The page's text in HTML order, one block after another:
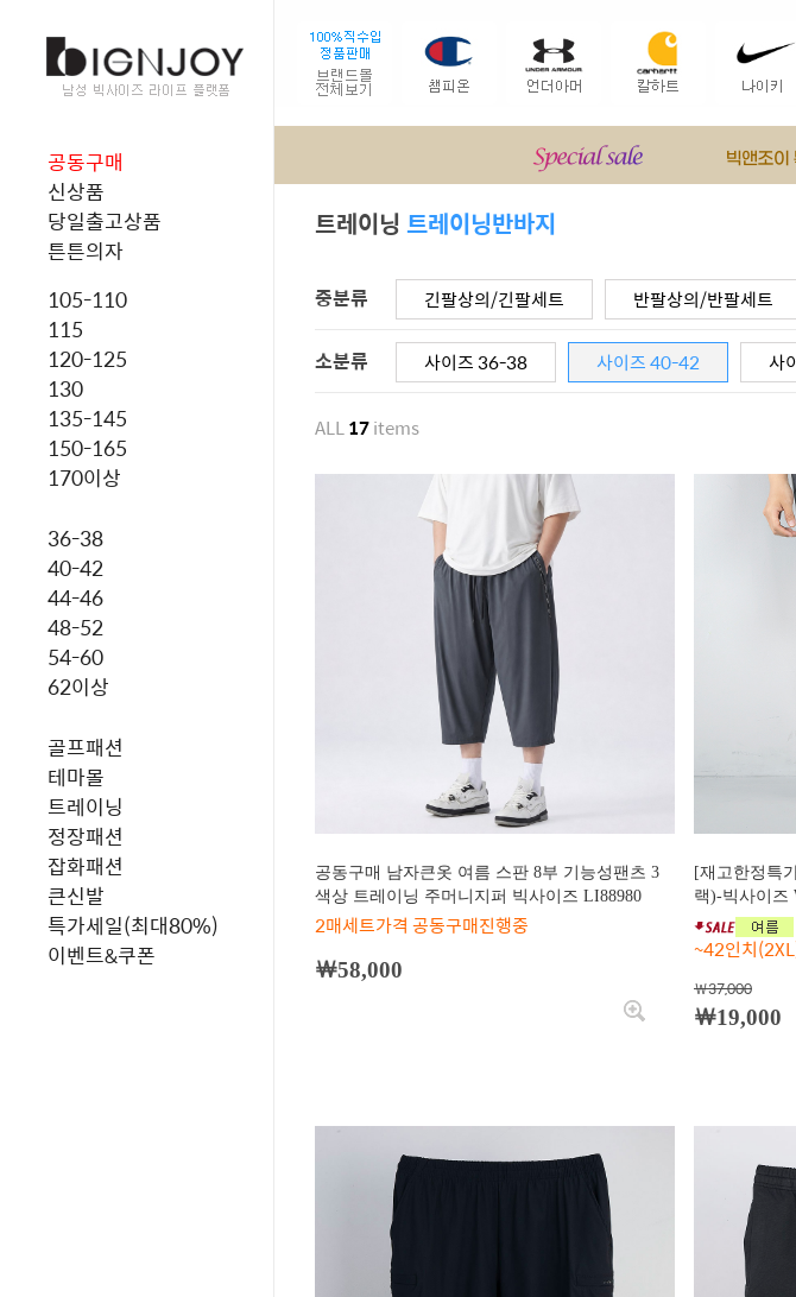
공동구매
신상품
당일출고상품
튼튼의자
105-110
115
120-125
130
135-145
150-165
170이상
36-38
40-42
44-46
48-52
54-60
62이상
골프패션
테마몰
트레이닝
정장패션
잡화패션
큰신발
특가세일(최대80%)
이벤트&쿠폰
트레이닝 트레이닝반바지
중분류 긴팔상의/긴팔세트 반팔상의/반팔세트
소분류 사이즈 36-38 사이즈 40-42 사
ALL17items
공동구매 남자큰옷 여름 스판 8부 기능성팬츠 3
색상 트레이닝 주머니지퍼 빅사이즈 LI88980
2매세트가격 공동구매진행중
￦58,000
[재고한정특
랙)-빅사이즈
~42인치
￦37,000
￦19,000